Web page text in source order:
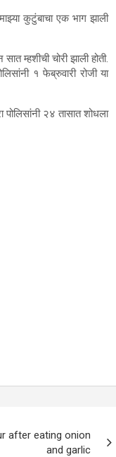
कुटुंबाचा एक भाग झाली
म्हशीची चोरी झाली होती.
१ फेब्रुवारी रोजी या
पोलिसांनी २४ तासात शोधला
after eating onion
and garlic